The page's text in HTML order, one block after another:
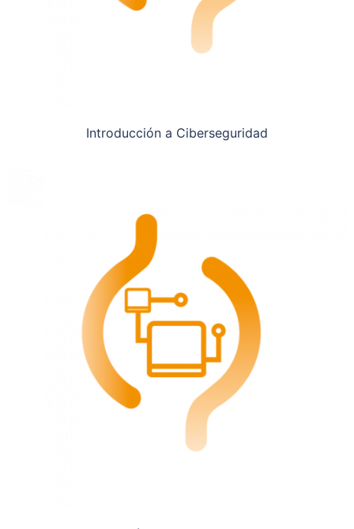
Introducción a Ciberseguridad